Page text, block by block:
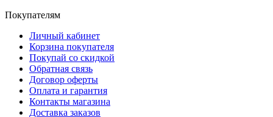
Покупателям
Личный кабинет
Корзина покупателя
Покупай со скидкой
Обратная связь
Договор оферты
Оплата и гарантия
Контакты магазина
Доставка заказов